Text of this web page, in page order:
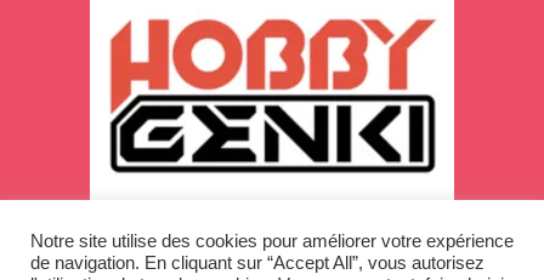
Notre site utilise des cookies pour améliorer votre expérience
de navigation. En cliquant sur “Accept All”, vous autorisez